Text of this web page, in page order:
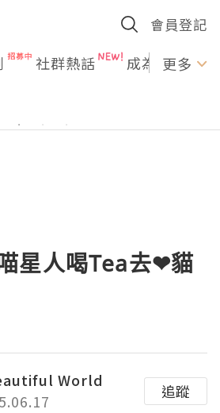
會員登記
社群熱話 成為U更多
星人喝Tea去❤貓
World
追蹤